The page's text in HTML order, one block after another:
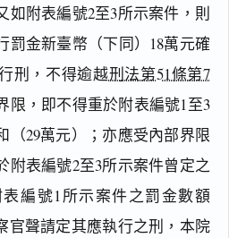
如附表編號2至3所示案件，則
罰金新臺幣（下同）18萬元確
刑，不得逾越刑法第51條第7
限，即不得重於附表編號1至3
（29萬元）；亦應受內部界限
附表編號2至3所示案件曾定之
編號1所示案件之罰金數額
官聲請定其應執行之刑，本院
閱讀 研究
搜尋本